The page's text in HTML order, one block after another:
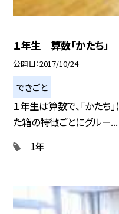
１年生 算数「かたち」
公開日 2017/10/24
できごと
１年生は算数で、「かたち
た箱の特徴ごとにグルー...
1年